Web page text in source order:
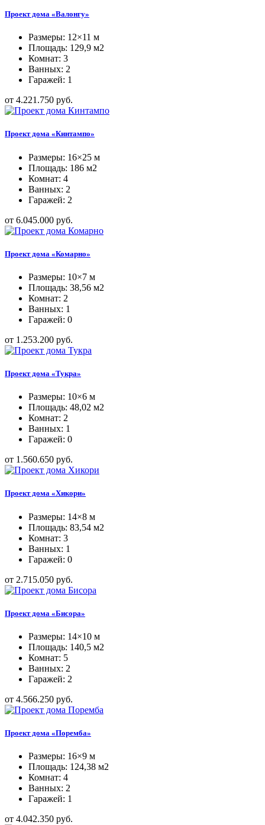
Проект дома «Валонгу»
Размеры: 12×11 м
Площадь: 129,9 м2
Комнат: 3
Ванных: 2
Гаражей: 1
от 4.221.750 руб.
Проект дома «Кинтампо»
Размеры: 16×25 м
Площадь: 186 м2
Комнат: 4
Ванных: 2
Гаражей: 2
от 6.045.000 руб.
Проект дома «Комарно»
Размеры: 10×7 м
Площадь: 38,56 м2
Комнат: 2
Ванных: 1
Гаражей: 0
от 1.253.200 руб.
Проект дома «Тукра»
Размеры: 10×6 м
Площадь: 48,02 м2
Комнат: 2
Ванных: 1
Гаражей: 0
от 1.560.650 руб.
Проект дома «Хикори»
Размеры: 14×8 м
Площадь: 83,54 м2
Комнат: 3
Ванных: 1
Гаражей: 0
от 2.715.050 руб.
Проект дома «Бисора»
Размеры: 14×10 м
Площадь: 140,5 м2
Комнат: 5
Ванных: 2
Гаражей: 2
от 4.566.250 руб.
Проект дома «Поремба»
Размеры: 16×9 м
Площадь: 124,38 м2
Комнат: 4
Ванных: 2
Гаражей: 1
от 4.042.350 руб.